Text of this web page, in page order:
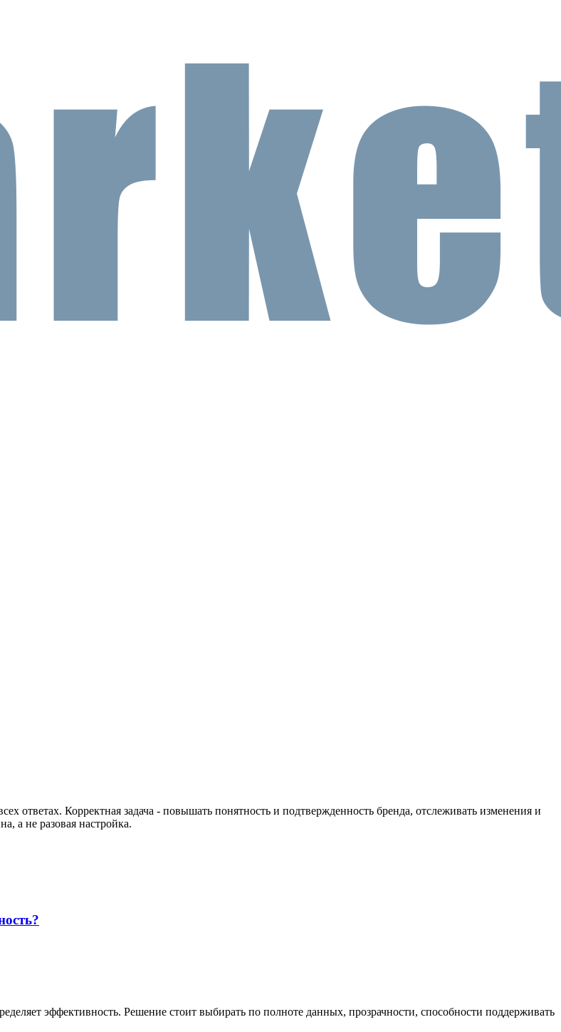
ответах. Корректная задача - повышать понятность и подтвержденность бренда, отслеживать изменения и
а не разовая настройка.
эффективность. Решение стоит выбирать по полноте данных, прозрачности, способности поддерживать